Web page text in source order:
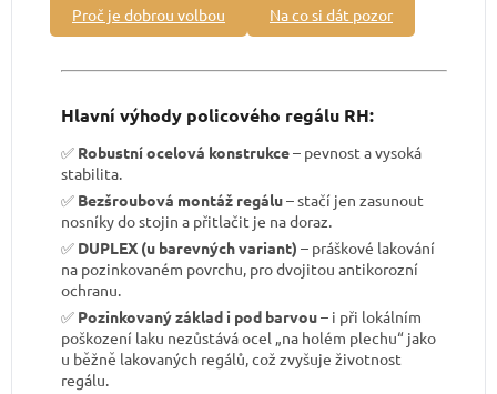
Proč je dobrou volbou Na co si dát pozor
Hlavní výhody policového regálu RH:
✅ Robustní ocelová konstrukce– pevnost a vysoká
stabilita.
✅ Bezšroubová montáž regálu– stačí jen zasunout
nosníky do stojin a přitlačit je na doraz.
✅ DUPLEX (u barevných variant) – práškové lakování
na pozinkovaném povrchu, pro dvojitou antikorozní
ochranu.
✅ Pozinkovaný základ i pod barvou– i při lokálním
poškození laku nezůstává ocel „na holém plechu“ jako
u běžně lakovaných regálů, což zvyšuje životnost
regálu.